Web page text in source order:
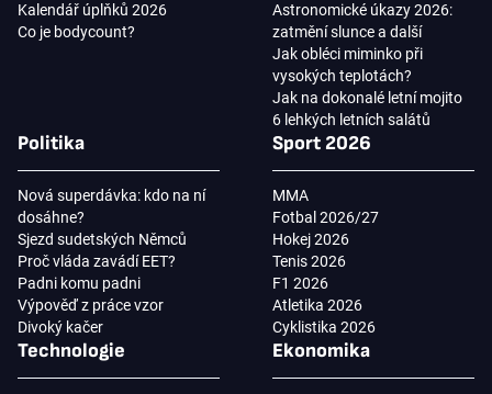
Kalendář úplňků 2026
Co je bodycount?
Astronomické úkazy 2026:
zatmění slunce a další
Jak obléci miminko při
vysokých teplotách?
Jak na dokonalé letní mojito
6 lehkých letních salátů
Politika
Nová superdávka: kdo na ní
dosáhne?
Sjezd sudetských Němců
Proč vláda zavádí EET?
Padni komu padni
Výpověď z práce vzor
Divoký kačer
Sport 2026
MMA
Fotbal 2026/27
Hokej 2026
Tenis 2026
F1 2026
Atletika 2026
Cyklistika 2026
Technologie Ekonomika